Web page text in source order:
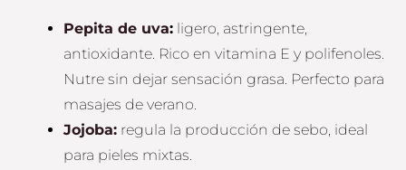
Pepita de uva: ligero, astringente,
antioxidante. Rico en vitamina E y polifenoles.
Nutre sin dejar sensación grasa. Perfecto para
masajes de verano.
Jojoba: regula la producción de sebo, ideal
para pieles mixtas.